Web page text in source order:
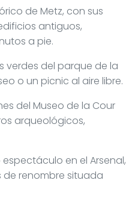
de Metz, con sus
antiguos,
a pie.
verdes del parque de la
o un picnic al aire libre.
del Museo de la Cour
arqueológicos,
en el Arsenal,
renombre situada